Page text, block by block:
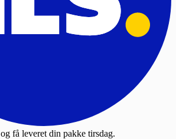
og få leveret din pakke tirsdag.